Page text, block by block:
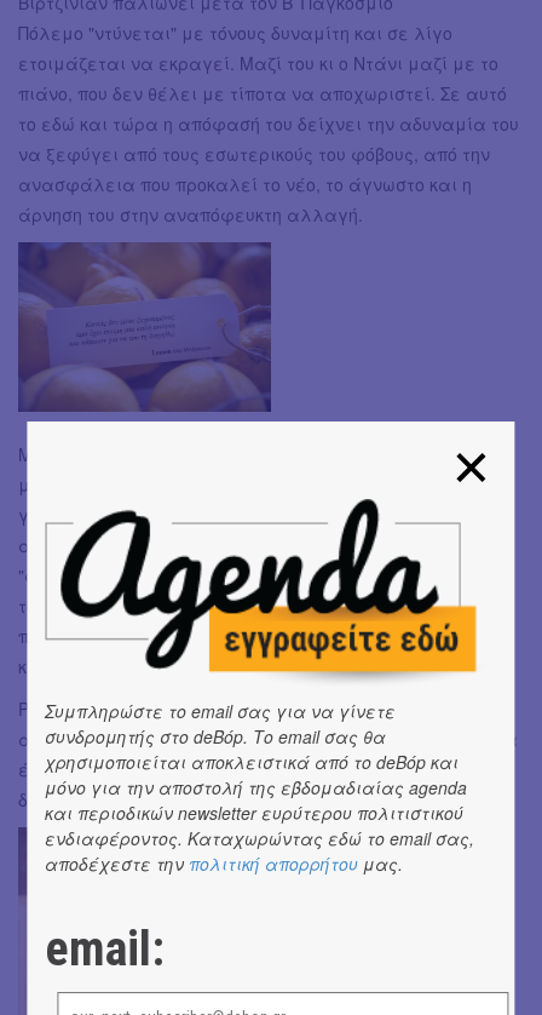
Πόλεμο "ντύνεται" με τόνους δυναμίτη και σε λίγο
ετοιμάζεται να εκραγεί. Μαζί του κι ο Ντάνι μαζί με το
πιάνο, που δεν θέλει με τίποτα να αποχωριστεί. Σε αυτό
το εδώ και τώρα η απόφασή του δείχνει την αδυναμία του
να ξεφύγει από τους εσωτερικούς του φόβους, από την
ανασφάλεια που προκαλεί το νέο, το άγνωστο και η
άρνηση του στην αναπόφευκτη αλλαγή.
Μία σουρεάλ παράσταση με ρεαλισμό που περνάει το
μήνυμα πως η ζωή όπως και ο ωκεανός του Ντάνι είναι
γεμάτη εναλλαγές -φουρτούνες, καταιγίδες μα και
απίστευτες ξαστεριές. Ή οχυρώνεσαι μέσα στην τέλεια
"φούσκα" σου ή κατεβαίνεις με θάρρος τα τρία σκαλιά
του "¨πλοίου" και αρχίζεις να πονάς, να μαθαίνεις νέα
πράγματα, να ταξιδεύεις, να ζεις. Η επιλογή είναι
καθαρά δική σου.
Ρομαντικός, αισιόδοξος ή πεσσιμιστής όλα είναι
αποδεκτά άλλωστε «Κανείς δεν είναι ξεγραμμένος άμα
έχει έτοιμη μια καλή ιστορία και κάποιον για να του τη
διηγηθεί» .
Συμπληρώστε το email σας για να γίνετε
συνδρομητής στο deBόp. Το email σας θα
χρησιμοποιείται αποκλειστικά από το deBόp και
μόνο για την αποστολή της εβδομαδιαίας agenda
και περιοδικών newsletter ευρύτερου πολιτιστικού
ενδιαφέροντος. Καταχωρώντας εδώ το email σας,
αποδέχεστε την πολιτική απορρήτου μας.
email: